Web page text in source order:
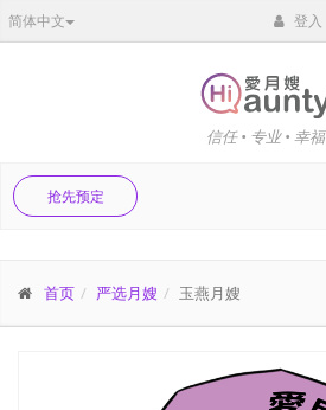
简体中文 登入
信任 • 专业 • 幸福
抢先预定
首页 严选月嫂 玉燕月嫂